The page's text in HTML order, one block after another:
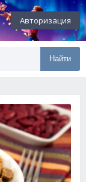
Авторизация
Найти